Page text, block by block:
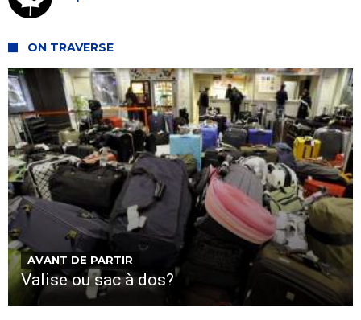
ON TRAVERSE
AVANT DE PARTIR
Valise ou sac à dos?